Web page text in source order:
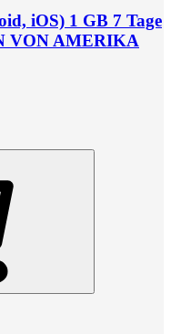
iOS) 1 GB 7 Tage
VON AMERIKA